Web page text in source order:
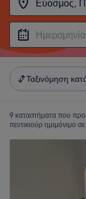
Ταξινόμηση
9 καταστήματα που
πεντικιούρ ημιμόνιμο